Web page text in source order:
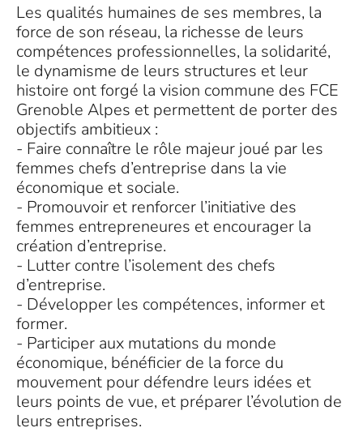
Les qualités humaines de ses membres, la
force de son réseau, la richesse de leurs
compétences professionnelles, la solidarité,
le dynamisme de leurs structures et leur
histoire ont forgé la vision commune des FCE
Grenoble Alpes et permettent de porter des
objectifs ambitieux :
- Faire connaître le rôle majeur joué par les
femmes chefs d’entreprise dans la vie
économique et sociale.
- Promouvoir et renforcer l’initiative des
femmes entrepreneures et encourager la
création d’entreprise.
- Lutter contre l’isolement des chefs
d’entreprise.
- Développer les compétences, informer et
former.
- Participer aux mutations du monde
économique, bénéficier de la force du
mouvement pour défendre leurs idées et
leurs points de vue, et préparer l’évolution de
leurs entreprises.